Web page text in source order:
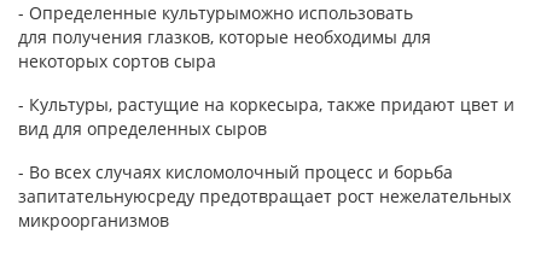
- Определенные культурыможно использовать
для получения глазков, которые необходимы для
некоторых сортов сыра
- Культуры, растущие на коркесыра, также придают цвет и
вид для определенных сыров
- Во всех случаях кисломолочный процесс и борьба
запитательнуюсреду предотвращает рост нежелательных
микроорганизмов